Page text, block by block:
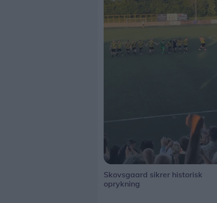
Skovsgaard sikrer historisk
oprykning